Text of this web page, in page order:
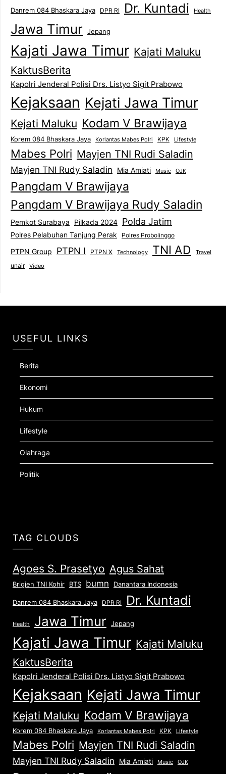
Danrem 084 Bhaskara Jaya DPR RI Dr. Kuntadi Health
Jawa Timur Jepang
Kajati Jawa Timur Kajati Maluku
KaktusBerita
Kapolri Jenderal Polisi Drs. Listyo Sigit Prabowo
Kejaksaan Kejati Jawa Timur
Kejati Maluku Kodam V Brawijaya
Korem 084 Bhaskara Jaya Korlantas Mabes Polri KPK Lifestyle
Mabes Polri Mayjen TNI Rudi Saladin
Mayjen TNI Rudy Saladin Mia Amiati Music OJK
Pangdam V Brawijaya
Pangdam V Brawijaya Rudy Saladin
Pemkot Surabaya Pilkada 2024 Polda Jatim
Polres Pelabuhan Tanjung Perak Polres Probolinggo
PTPN Group PTPN I PTPN X Technology TNI AD Travel
unair Video
USEFUL LINKS
Berita
Ekonomi
Hukum
Lifestyle
Olahraga
Politik
TAG CLOUDS
Agoes S. Prasetyo Agus Sahat
Brigjen TNI Kohir BTS bumn Danantara Indonesia
Danrem 084 Bhaskara Jaya DPR RI Dr. Kuntadi
Health Jawa Timur Jepang
Kajati Jawa Timur Kajati Maluku
KaktusBerita
Kapolri Jenderal Polisi Drs. Listyo Sigit Prabowo
Kejaksaan Kejati Jawa Timur
Kejati Maluku Kodam V Brawijaya
Korem 084 Bhaskara Jaya Korlantas Mabes Polri KPK Lifestyle
Mabes Polri Mayjen TNI Rudi Saladin
Mayjen TNI Rudy Saladin Mia Amiati Music OJK